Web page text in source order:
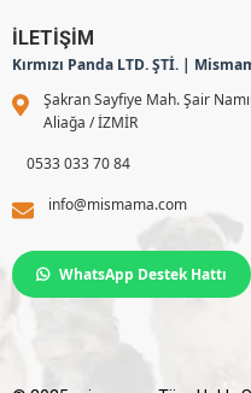
İLETİŞİM
Kırmızı Panda LTD. ŞTİ. |
Şakran Sayfiye Mah. Şair
Aliağa / İZMİR
0533 033 70 84
info@mismama.com
WhatsApp Destek Hattı